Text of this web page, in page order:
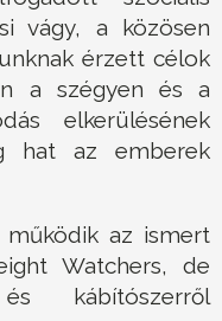
vágy, a közösen
érzett célok
a szégyen és a
elkerülésének
hat az emberek
működik az ismert
Watchers, de
kábítószerről